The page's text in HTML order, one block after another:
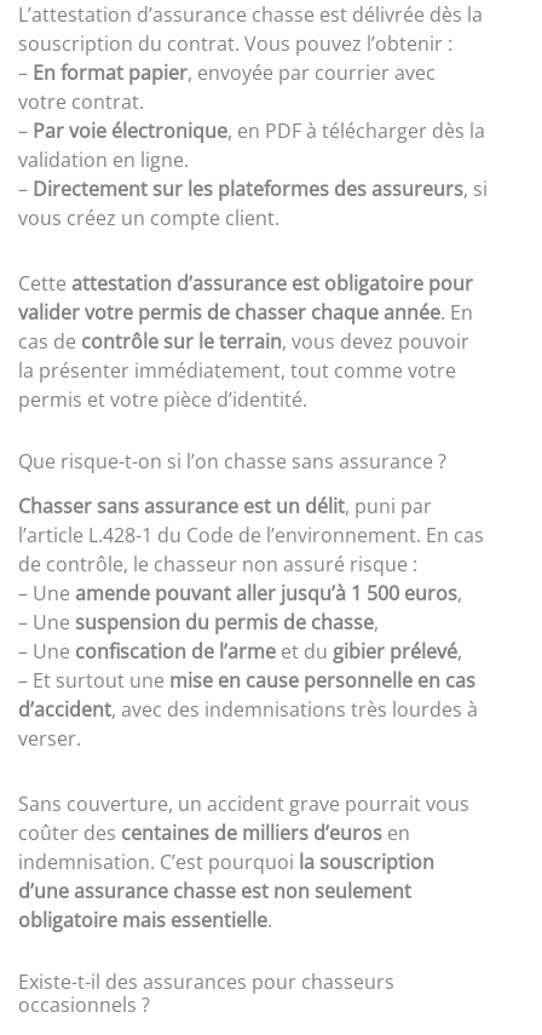
L’attestation d’assurance chasse est délivrée dès la
souscription du contrat. Vous pouvez l’obtenir :
– En format papier, envoyée par courrier avec
votre contrat.
– Par voie électronique, en PDF à télécharger dès la
validation en ligne.
– Directement sur les plateformes des assureurs, si
vous créez un compte client.
Cette attestation d’assurance est obligatoire pour
valider votre permis de chasser chaque année. En
cas de contrôle sur le terrain, vous devez pouvoir
la présenter immédiatement, tout comme votre
permis et votre pièce d’identité.
Que risque-t-on si l’on chasse sans assurance ?
Chasser sans assurance est un délit, puni par
l’article L.428-1 du Code de l’environnement. En cas
de contrôle, le chasseur non assuré risque :
– Une amende pouvant aller jusqu’à 1 500 euros,
– Une suspension du permis de chasse,
– Une confiscation de l’arme et du gibier prélevé,
– Et surtout une mise en cause personnelle en cas
d’accident, avec des indemnisations très lourdes à
verser.
Sans couverture, un accident grave pourrait vous
coûter des centaines de milliers d’euros en
indemnisation. C’est pourquoi la souscription
d’une assurance chasse est non seulement
obligatoire mais essentielle.
Existe-t-il des assurances pour chasseurs
occasionnels ?